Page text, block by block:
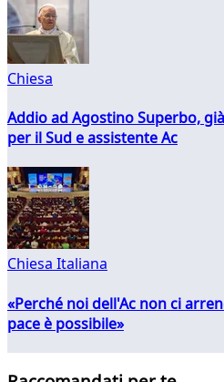
Chiesa
Addio ad Agostino Superbo,
per il Sud e assistente Ac
Chiesa Italiana
«Perché noi dell'Ac non ci
pace è possibile»